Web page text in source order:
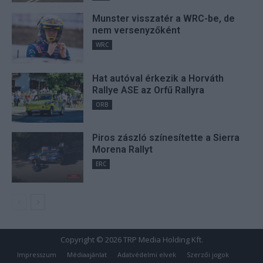
Munster visszatér a WRC-be, de
nem versenyzőként
WRC
Hat autóval érkezik a Horváth
Rallye ASE az Orfű Rallyra
ORB
Piros zászló színesítette a Sierra
Morena Rallyt
ERC
Copyright © 2026 TRP Media Holding Kft.
Impresszum Médiaajánlat Adatvédelmi elvek Szerzői jogok